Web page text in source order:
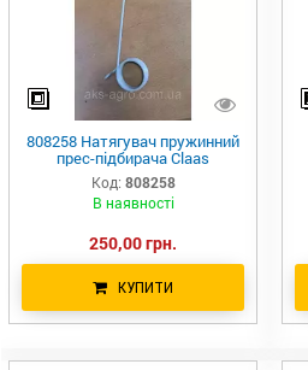
808258 Натягувач пружинний
прес-підбирача Claas
Код: 808258
В наявності
250,00 грн.
КУПИТИ